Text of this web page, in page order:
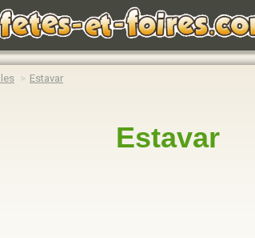
Estavar
Estavar